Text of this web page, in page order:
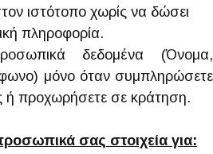
ιστότοπο χωρίς να δώσει
πληροφορία.
δεδομένα (Όνομα,
μόνο όταν συμπληρώσετε
ή προχωρήσετε σε κράτηση.
σας στοιχεία για: